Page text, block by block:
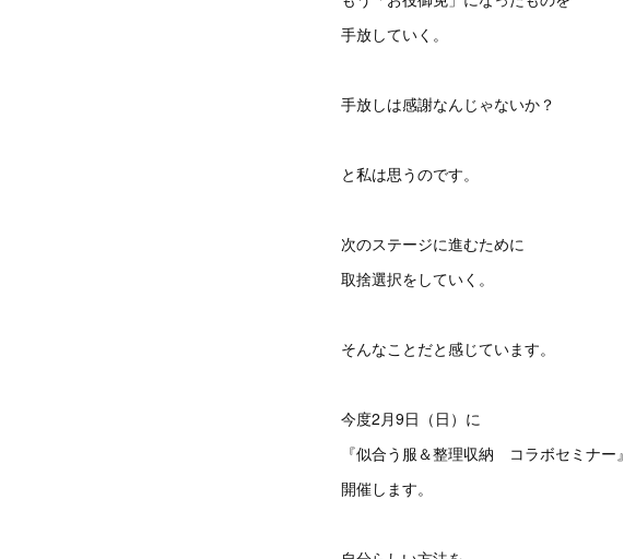
手放していく。
手放しは感謝なんじゃないか？
と私は思うのです。
次のステージに進むために
取捨選択をしていく。
そんなことだと感じています。
今度2月9日（日）に
『似合う服＆整理収納 コラボセミナー』
開催します。